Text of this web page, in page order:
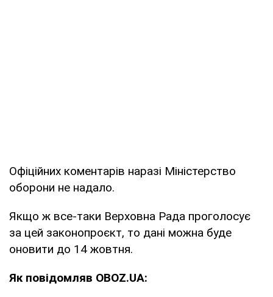
Офіційних коментарів наразі Міністерство
оборони не надало.
Якщо ж все-таки Верховна Рада проголосує
за цей законопроєкт, то дані можна буде
оновити до 14 жовтня.
Як повідомляв OBOZ.UA: